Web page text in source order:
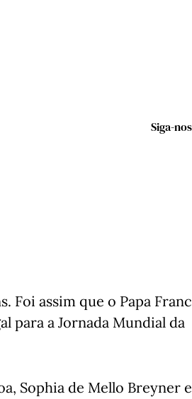
Siga-nos
Foi assim que o Papa
para a Jornada Mundial da
Sophia de Mello Breyner e